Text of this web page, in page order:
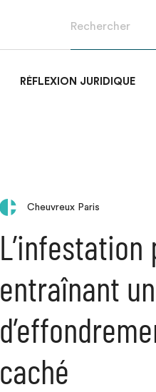
RÉFLEXION JURIDIQUE
Cheuvreux Paris
entraînant
caché